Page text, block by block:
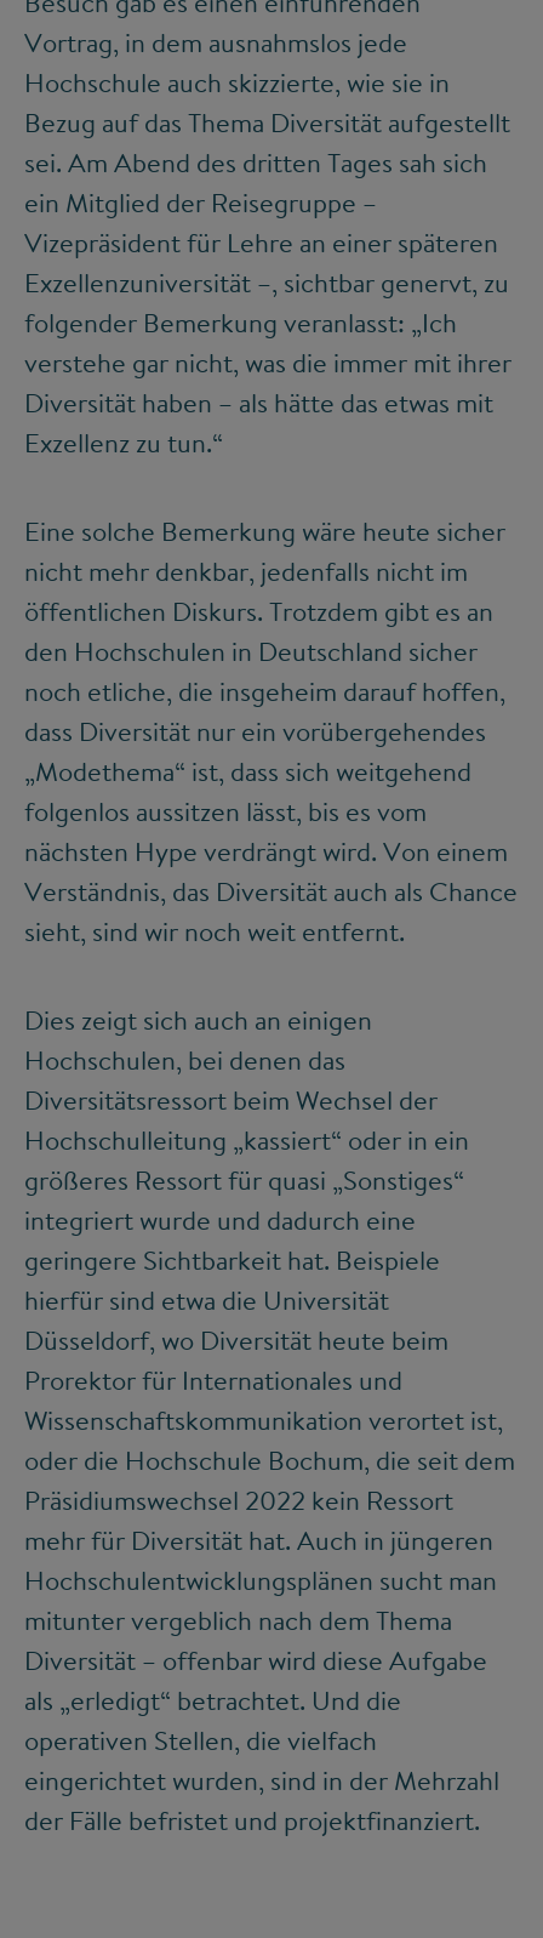
Vortrag, in dem ausnahmslos jede
Hochschule auch skizzierte, wie sie in
Bezug auf das Thema Diversität aufgestellt
sei. Am Abend des dritten Tages sah sich
ein Mitglied der Reisegruppe –
Vizepräsident für Lehre an einer späteren
Exzellenzuniversität –, sichtbar genervt, zu
folgender Bemerkung veranlasst: „Ich
verstehe gar nicht, was die immer mit ihrer
Diversität haben – als hätte das etwas mit
Exzellenz zu tun.“
Eine solche Bemerkung wäre heute sicher
nicht mehr denkbar, jedenfalls nicht im
öffentlichen Diskurs. Trotzdem gibt es an
den Hochschulen in Deutschland sicher
noch etliche, die insgeheim darauf hoffen,
dass Diversität nur ein vorübergehendes
„Modethema“ ist, dass sich weitgehend
folgenlos aussitzen lässt, bis es vom
nächsten Hype verdrängt wird. Von einem
Verständnis, das Diversität auch als Chance
sieht, sind wir noch weit entfernt.
Dies zeigt sich auch an einigen
Hochschulen, bei denen das
Diversitätsressort beim Wechsel der
Hochschulleitung „kassiert“ oder in ein
größeres Ressort für quasi „Sonstiges“
integriert wurde und dadurch eine
geringere Sichtbarkeit hat. Beispiele
hierfür sind etwa die Universität
Düsseldorf, wo Diversität heute beim
Prorektor für Internationales und
Wissenschaftskommunikation verortet ist,
oder die Hochschule Bochum, die seit dem
Präsidiumswechsel 2022 kein Ressort
mehr für Diversität hat. Auch in jüngeren
Hochschulentwicklungsplänen sucht man
mitunter vergeblich nach dem Thema
Diversität – offenbar wird diese Aufgabe
als „erledigt“ betrachtet. Und die
operativen Stellen, die vielfach
eingerichtet wurden, sind in der Mehrzahl
der Fälle befristet und projektfinanziert.